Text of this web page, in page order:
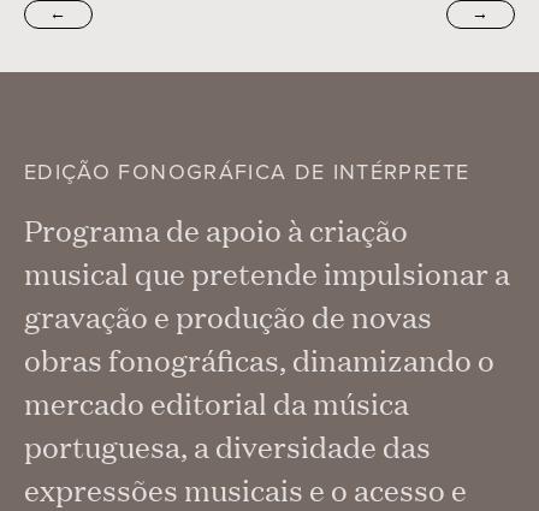
← →
EDIÇÃO FONOGRÁFICA DE INTÉRPRETE
Programa de apoio à criação
musical que pretende impulsionar a
gravação e produção de novas
obras fonográficas, dinamizando o
mercado editorial da música
portuguesa, a diversidade das
expressões musicais e o acesso e